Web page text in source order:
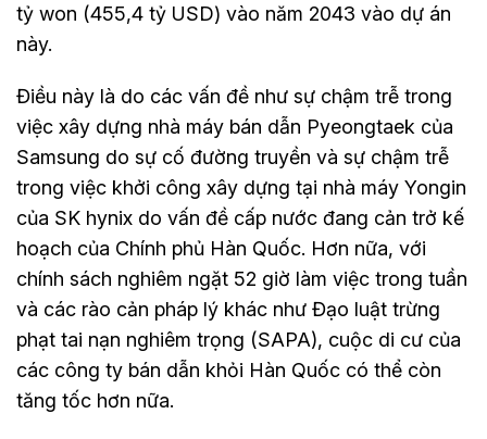
tỷ won (455,4 tỷ USD) vào năm 2043 vào dự án
này.
Điều này là do các vấn đề như sự chậm trễ trong
việc xây dựng nhà máy bán dẫn Pyeongtaek của
Samsung do sự cố đường truyền và sự chậm trễ
trong việc khởi công xây dựng tại nhà máy Yongin
của SK hynix do vấn đề cấp nước đang cản trở kế
hoạch của Chính phủ Hàn Quốc. Hơn nữa, với
chính sách nghiêm ngặt 52 giờ làm việc trong tuần
và các rào cản pháp lý khác như Đạo luật trừng
phạt tai nạn nghiêm trọng (SAPA), cuộc di cư của
các công ty bán dẫn khỏi Hàn Quốc có thể còn
tăng tốc hơn nữa.